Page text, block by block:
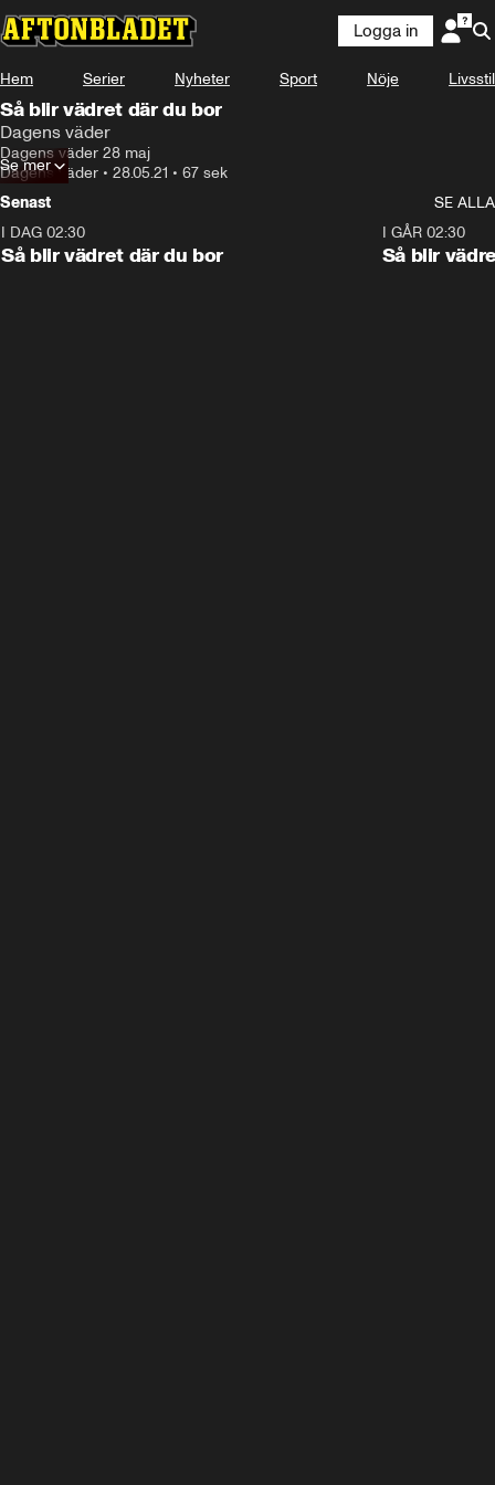
Logga in
Hem Serier Nyheter Sport Nöje Livsstil
Så blir vädret där du bor
Dagens väder
Dagens väder 28 maj
Dagens väder • 28.05.21 • 67 sek
Se mer
Senast
SE ALLA
I DAG 02:30
Så blir vädret där du bor
I GÅR 02:30
Så blir